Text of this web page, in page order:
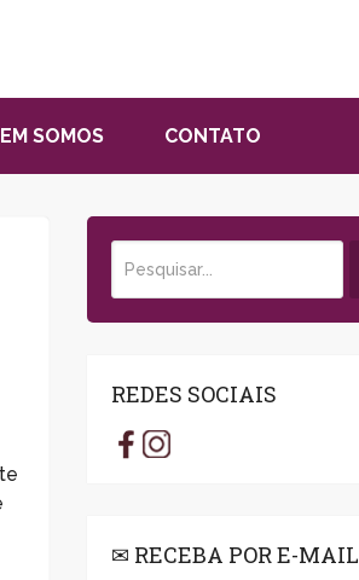
SOMOS CONTATO
REDES SOCIAIS
✉ RECEBA POR E-MAIL